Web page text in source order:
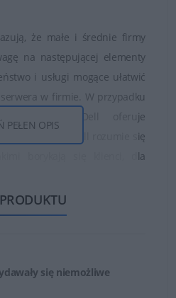
że małe i średnie firmy
na następującej elementy
i usługi mogące ułatwić
w firmie. W przypadku
firma Dell oferuje
ceny. W firmie Dell rozumie się
borykają się klienci, dla
funkcje zarządzania).
linię produktów i rozwiązań
pamięć masowa, komputery
PEŁEN OPIS
się niemożliwe